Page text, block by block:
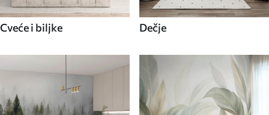
Cveće i biljke Dečje